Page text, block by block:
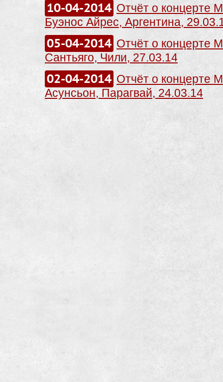
10-04-2014 Отчёт о концерте
Буэнос Айрес, Аргентина,
05-04-2014 Отчёт о концерте
Сантьяго, Чили, 27.03.14
02-04-2014 Отчёт о концерте
Асунсьон, Парагвай, 24.03.14